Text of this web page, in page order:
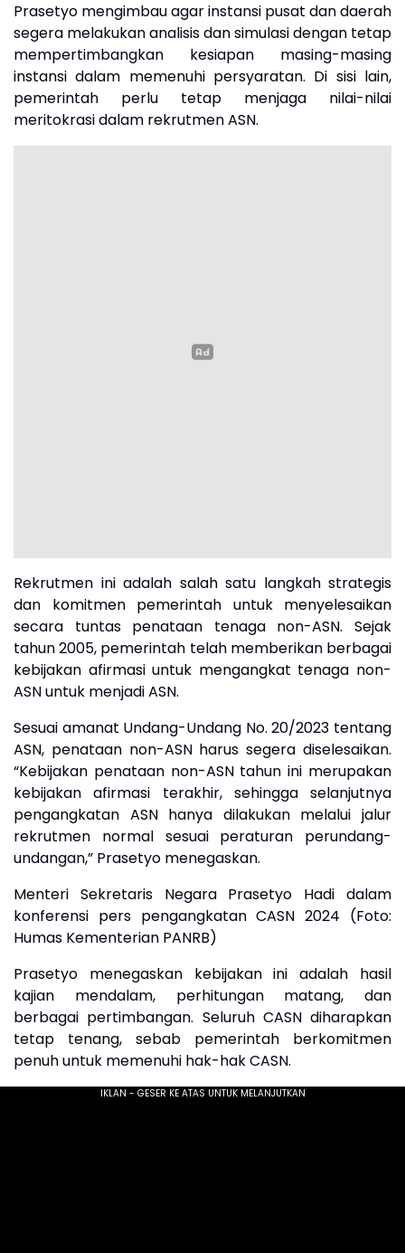
Prasetyo mengimbau agar instansi pusat dan daerah
segera melakukan analisis dan simulasi dengan tetap
mempertimbangkan kesiapan masing-masing
instansi dalam memenuhi persyaratan. Di sisi lain,
pemerintah perlu tetap menjaga nilai-nilai
meritokrasi dalam rekrutmen ASN.
Rekrutmen ini adalah salah satu langkah strategis
dan komitmen pemerintah untuk menyelesaikan
secara tuntas penataan tenaga non-ASN. Sejak
tahun 2005, pemerintah telah memberikan berbagai
kebijakan afirmasi untuk mengangkat tenaga non-
ASN untuk menjadi ASN.
Sesuai amanat Undang-Undang No. 20/2023 tentang
ASN, penataan non-ASN harus segera diselesaikan.
“Kebijakan penataan non-ASN tahun ini merupakan
kebijakan afirmasi terakhir, sehingga selanjutnya
pengangkatan ASN hanya dilakukan melalui jalur
rekrutmen normal sesuai peraturan perundang-
undangan,” Prasetyo menegaskan.
Menteri Sekretaris Negara Prasetyo Hadi dalam
konferensi pers pengangkatan CASN 2024 (Foto:
Humas Kementerian PANRB)
Prasetyo menegaskan kebijakan ini adalah hasil
kajian mendalam, perhitungan matang, dan
berbagai pertimbangan. Seluruh CASN diharapkan
tetap tenang, sebab pemerintah berkomitmen
penuh untuk memenuhi hak-hak CASN.